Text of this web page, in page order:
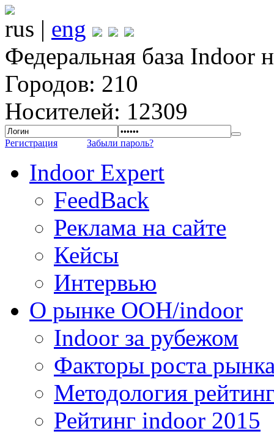
rus | eng
Федеральная база Indoor
Городов: 210
Носителей: 12309
Регистрация Забыли пароль?
Indoor Expert
FeedBack
Реклама на сайте
Кейсы
Интервью
О рынке OOH/indoor
Indoor за рубежом
Факторы роста
Методология
Рейтинг indoor 2015